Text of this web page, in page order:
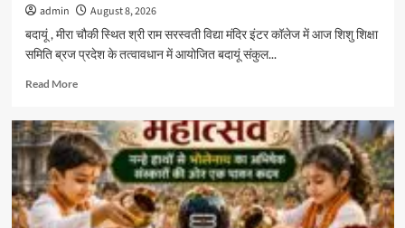
admin
August 8, 2026
बदायूं , मीरा चौकी स्थित श्री राम सरस्वती विद्या मंदिर इंटर कॉलेज में आज शिशु शिक्षा
समिति ब्रज प्रदेश के तत्वावधान में आयोजित बदायूं संकुल...
Read MoreRead
शिशु
शिक्षा
समिति
ब्रज
प्रदेश
के